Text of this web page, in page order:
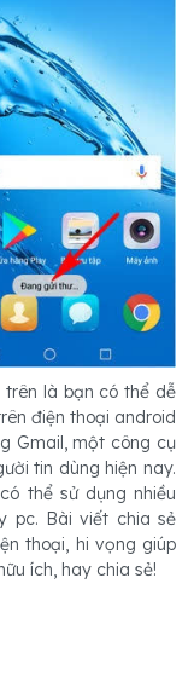
trên là bạn có thể dễ
điện thoại android
Gmail, một công cụ
tin dùng hiện nay.
thể sử dụng nhiều
pc. Bài viết chia sẻ
thoại, hi vọng giúp
ích, hay chia sẻ!